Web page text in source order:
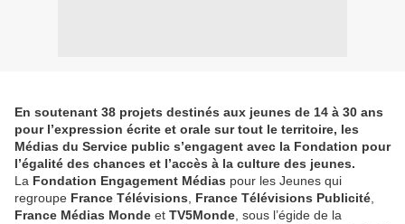
En soutenant 38 projets destinés aux jeunes de 14 à 30 ans
pour l’expression écrite et orale sur tout le territoire, les
Médias du Service public s’engagent avec la Fondation pour
l’égalité des chances et l’accès à la culture des jeunes.
La Fondation Engagement Médias pour les Jeunes qui
regroupe France Télévisions France Télévisions Publicité
France Médias Monde et TV5Monde , sous l’égide de la